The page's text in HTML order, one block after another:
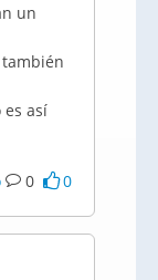
un
es así
0 0